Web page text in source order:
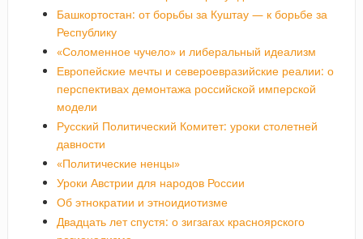
Башкортостан: от борьбы за Куштау — к борьбе за
Республику
«Соломенное чучело» и либеральный идеализм
Европейские мечты и североевразийские реалии: о
перспективах демонтажа российской имперской
модели
Русский Политический Комитет: уроки столетней
давности
«Политические ненцы»
Уроки Австрии для народов России
Об этнократии и этноидиотизме
Двадцать лет спустя: о зигзагах красноярского